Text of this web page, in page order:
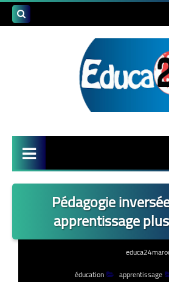
أصداء المدارس
قضايا تربوية
مستجدات التعليم
مشاكل التعليم
Pédagogie
apprentissage
apprentissage
éducation